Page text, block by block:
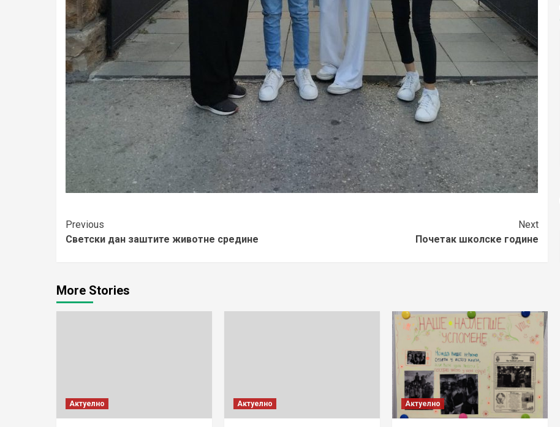
Continue
Reading
Previous
Светски дан заштите животне средине
Next
Почетак школске године
More Stories
Актуелно Актуелно Актуелно